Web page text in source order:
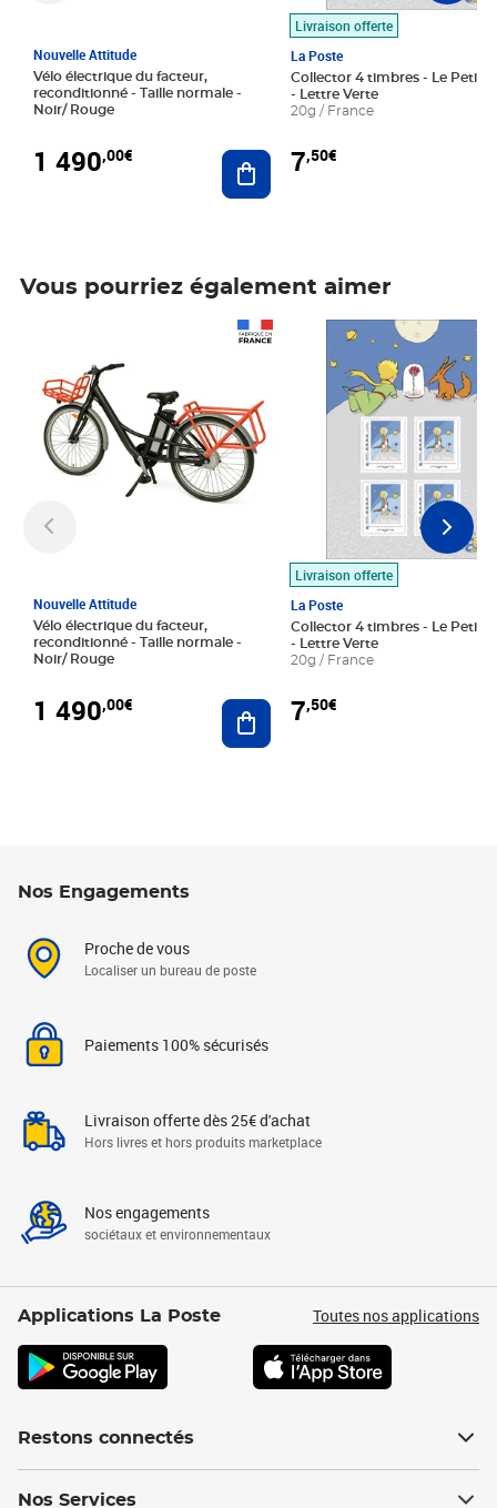
Nouvelle Attitude
Vélo électrique du facteur,
reconditionné - Taille normale -
Noir/ Rouge
1 490,00€ Ajouter au panier
Livraison offerte
La Poste
Collector 4 timbres - Le Petit
- Lettre Verte
20g / France
7,50€
Vous pourriez également aimer
Nouvelle Attitude
Vélo électrique du facteur,
reconditionné - Taille normale -
Noir/ Rouge
1 490,00€ Ajouter au panier
Livraison offerte
La Poste
Collector 4 timbres - Le Petit
- Lettre Verte
20g / France
7,50€
Prix 7,50€
Nos Engagements
Proche de vous
Localiser un bureau de poste
Paiements 100% sécurisés
Livraison offerte dès 25€ d'achat
Hors livres et hors produits marketplace
Nos engagements
sociétaux et environnementaux
Applications La Poste Toutes nos applications
Restons connectés
Nos Services